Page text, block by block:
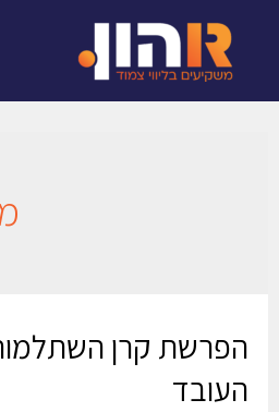
הפרשת קרן
העובד